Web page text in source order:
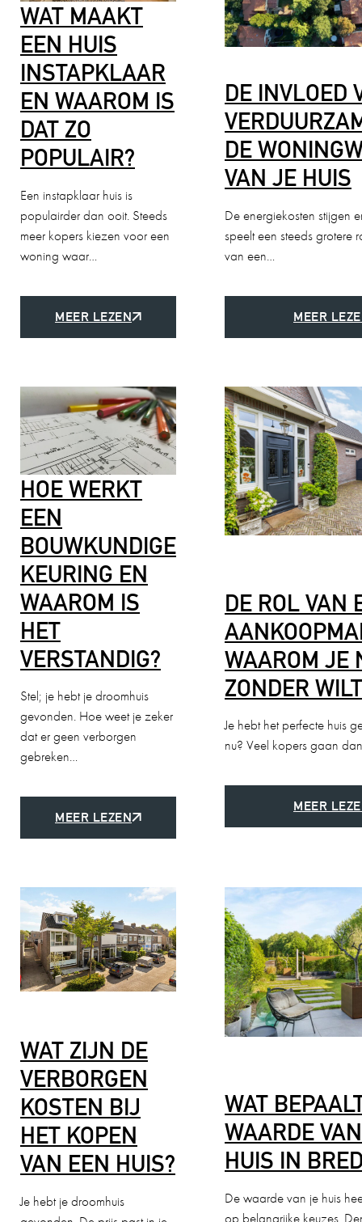
WAT MAAKT
EEN HUIS
INSTAPKLAAR
EN WAAROM IS
DAT ZO
POPULAIR?
Een instapklaar huis is
populairder dan ooit. Steeds
meer kopers kiezen voor een
woning waar…
MEER LEZEN
DE INVLOED
DE
VAN JE HUIS
De energiekosten stijgen
speelt een steeds grotere
van een…
MEER
HOE WERKT
EEN
BOUWKUNDIGE
KEURING EN
WAAROM IS
HET
VERSTANDIG?
Stel; je hebt je droomhuis
gevonden. Hoe weet je zeker
dat er geen verborgen
gebreken…
MEER LEZEN
DE ROL VAN
WAAROM JE
ZONDER WILT
Je hebt het perfecte huis
nu? Veel kopers gaan
MEER
WAT ZIJN DE
VERBORGEN
KOSTEN BIJ
HET KOPEN
VAN EEN HUIS?
Je hebt je droomhuis
WAT
WAARDE
HUIS IN
De waarde van je huis
op belangrijke keuzes.